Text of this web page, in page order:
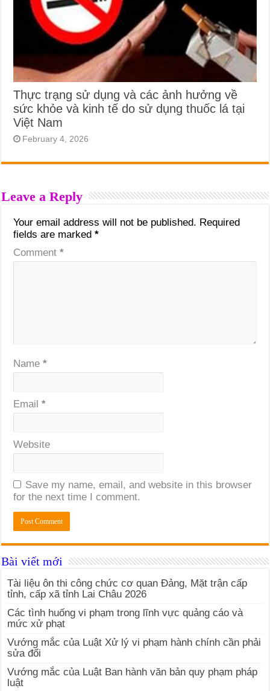
Thực trạng sử dụng và các ảnh hưởng về
sức khỏe và kinh tế do sử dụng thuốc lá tại
Việt Nam
February 4, 2026
Leave a Reply
Your email address will not be published. Required
fields are marked*
Comment*
Name*
Email*
Website
Save my name, email, and website in this browser
for the next time I comment.
Bài viết mới
Tài liệu ôn thi công chức cơ quan Đảng, Mặt trận cấp
tỉnh, cấp xã tỉnh Lai Châu 2026
Các tình huống vi phạm trong lĩnh vực quảng cáo và
mức xử phạt
Vướng mắc của Luật Xử lý vi phạm hành chính cần phải
sửa đổi
Vướng mắc của Luật Ban hành văn bản quy phạm pháp
luật